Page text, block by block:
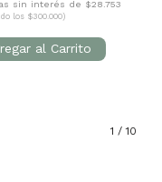
sin interés de $28.753
los $300.000)
1 /10